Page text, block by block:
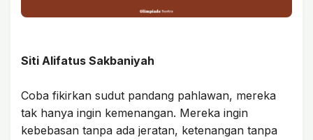
Siti Alifatus Sakbaniyah
Coba fikirkan sudut pandang pahlawan, mereka
tak hanya ingin kemenangan. Mereka ingin
kebebasan tanpa ada jeratan, ketenangan tanpa